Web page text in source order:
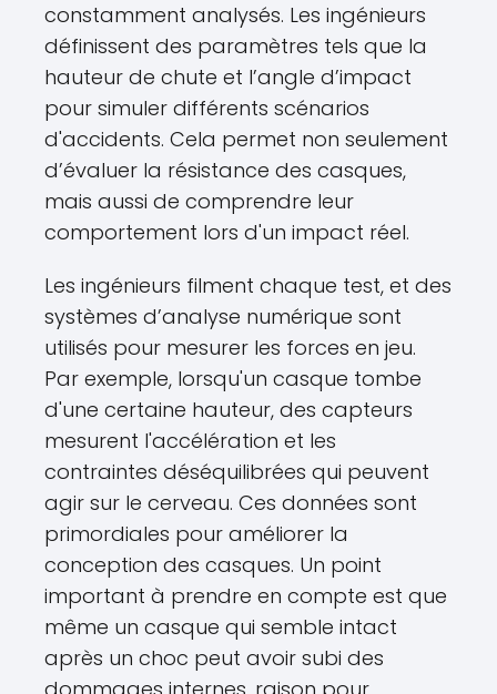
constamment analysés. Les ingénieurs
définissent des paramètres tels que la
hauteur de chute et l’angle d’impact
pour simuler différents scénarios
d'accidents. Cela permet non seulement
d’évaluer la résistance des casques,
mais aussi de comprendre leur
comportement lors d'un impact réel.
Les ingénieurs filment chaque test, et des
systèmes d’analyse numérique sont
utilisés pour mesurer les forces en jeu.
Par exemple, lorsqu'un casque tombe
d'une certaine hauteur, des capteurs
mesurent l'accélération et les
contraintes déséquilibrées qui peuvent
agir sur le cerveau. Ces données sont
primordiales pour améliorer la
conception des casques. Un point
important à prendre en compte est que
même un casque qui semble intact
après un choc peut avoir subi des